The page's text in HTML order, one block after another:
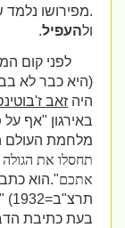
.מפירושו נלמד
העפיל.
לפני קום
(היא כבר לא
היהזאב
באירגון "אף על
מלחמת העולם
תחסלו את הגולה
אתכם".הוא כתב
תרצ"ב=1932) "
בעת כתיבת הדברים